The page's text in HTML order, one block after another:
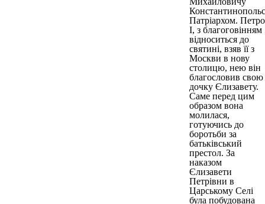
Патріархом. Петро
I, з благоговінням
відноситься до
святині, взяв її з
Москви в нову
столицю, нею він
благословив свою
дочку Єлизавету.
Саме перед цим
образом вона
молилася,
готуючись до
боротьби за
батьківський
престол. За
наказом
Єлизавети
Петрівни в
Царському Селі
була побудована